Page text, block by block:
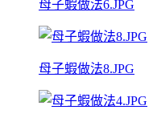
母子蝦做法6.JPG
母子蝦做法8.JPG